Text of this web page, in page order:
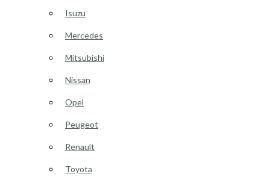
Isuzu
Mercedes
Mitsubishi
Nissan
Opel
Peugeot
Renault
Toyota